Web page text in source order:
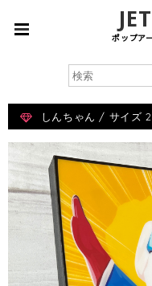
ポップア
しんちゃん / サイズ